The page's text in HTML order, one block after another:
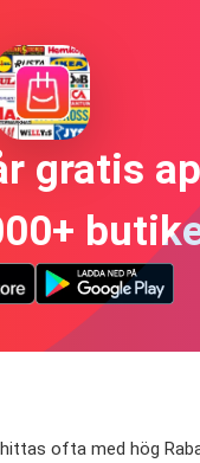
gratis
ofta med hög